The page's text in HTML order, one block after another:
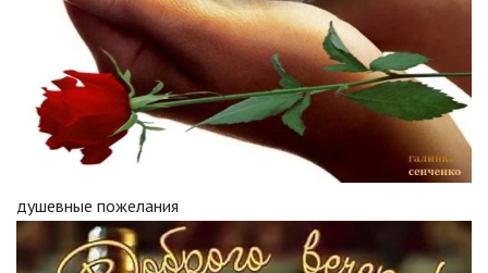
душевные пожелания